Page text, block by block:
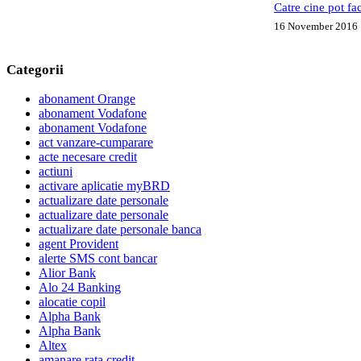
Catre cine pot
16 November 2016
Categorii
abonament Orange
abonament Vodafone
abonament Vodafone
act vanzare-cumparare
acte necesare credit
actiuni
activare aplicatie myBRD
actualizare date personale
actualizare date personale
actualizare date personale banca
agent Provident
alerte SMS cont bancar
Alior Bank
Alo 24 Banking
alocatie copil
Alpha Bank
Alpha Bank
Altex